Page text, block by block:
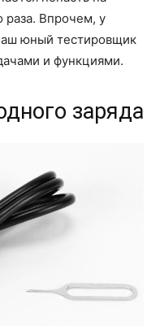
раза. Впрочем, у
юный тестировщик
и функциями.
заряда